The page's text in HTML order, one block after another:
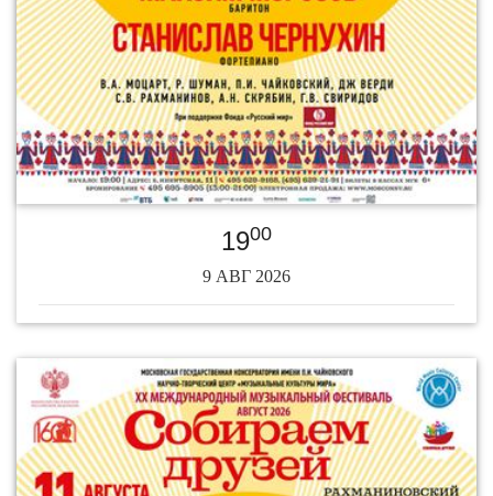
1900
9 АВГ 2026